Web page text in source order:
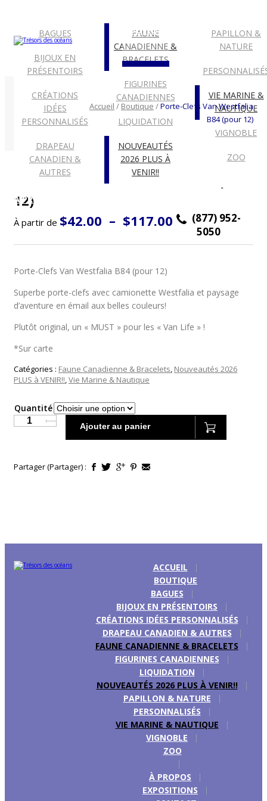
BOUTIQUE
BAGUES
BIJOUX EN
PRÉSENTOIRS
CRÉATIONS
IDÉES
PERSONNALISÉS
DRAPEAU
CANADIEN &
AUTRES
FAUNE
CANADIENNE &
BRACELETS
FIGURINES
CANADIENNES
LIQUIDATION
NOUVEAUTÉS
2026 PLUS À
VENIR!!
PAPILLON &
NATURE
VIE MARINE &
NAUTIQUE
VIGNOBLE
ZOO
À PROPOS
(877) 952-
5050
BOUTIQUE Accueil / Boutique /Porte-Clefs Van Westfalia
B84 (pour 12)
Porte-Clefs Van Westfalia B84 (pour
12)
À partir de $42.00 – $117.00 Plage
prix :
$117.00
Porte-Clefs Van Westfalia B84 (pour 12)
Superbe porte-clefs avec camionette Westfalia et paysage
d’aventure en émail aux belles couleurs!
Plutôt original, un « MUST » pour les « Van Life » !
*Sur carte
Catégories : Faune Canadienne & Bracelets, Nouveautés 2026
PLUS à VENIR!!,Vie Marine & Nautique
Quantité
Ajouter au panier
Partager (Partager) :
ACCUEIL
BOUTIQUE
BAGUES
BIJOUX EN PRÉSENTOIRS
CRÉATIONS IDÉES PERSONNALISÉS
DRAPEAU CANADIEN & AUTRES
FAUNE CANADIENNE & BRACELETS
FIGURINES CANADIENNES
LIQUIDATION
NOUVEAUTÉS 2026 PLUS À VENIR!!
PAPILLON & NATURE
PERSONNALISÉS
VIE MARINE & NAUTIQUE
VIGNOBLE
ZOO
À PROPOS
EXPOSITIONS